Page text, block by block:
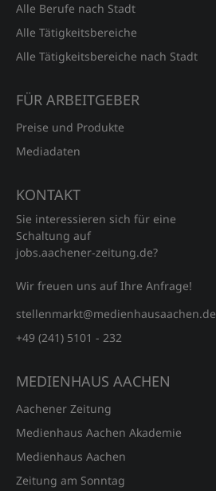
Alle Berufe nach Stadt
Alle Tätigkeitsbereiche
Alle Tätigkeitsbereiche nach Stadt
FÜR ARBEITGEBER
Preise und Produkte
Mediadaten
KONTAKT
Sie interessieren sich für eine
Schaltung auf
jobs.aachener‑zeitung.de?
Wir freuen uns auf Ihre Anfrage!
stellenmarkt@medienhausaachen.de
+49 (241) 5101 - 232
MEDIENHAUS AACHEN
Aachener Zeitung
Medienhaus Aachen Akademie
Medienhaus Aachen
Zeitung am Sonntag